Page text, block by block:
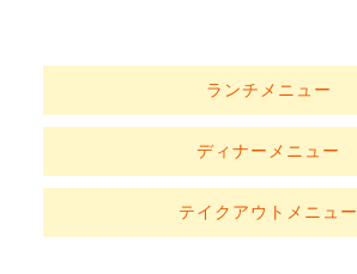
ランチメニュー
ディナーメニュー
テイクアウトメニュー